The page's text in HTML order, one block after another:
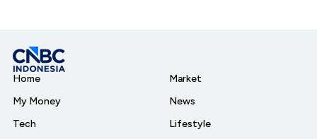
Home
My Money
Tech
Market
News
Lifestyle